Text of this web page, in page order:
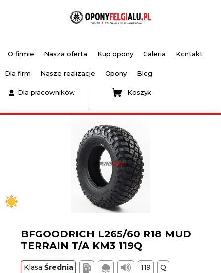
O firmie Nasza oferta Kup opony Galeria Kontakt
Dla firm Nasze realizacje Opony Blog
Dla pracowników Koszyk
BFGOODRICH L265/60 R18 MUD
TERRAIN T/A KM3 119Q
KlasaŚrednia 119 Q